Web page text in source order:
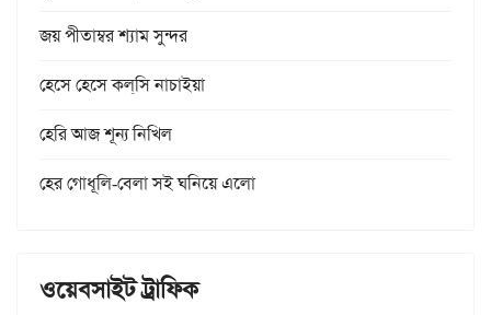
জয় পীতাম্বর শ্যাম সুন্দর
হেসে হেসে কল্‌সি নাচাইয়া
হেরি আজ শূন্য নিখিল
হের গোধূলি-বেলা সই ঘনিয়ে এলো
ওয়েবসাইট ট্রাফিক